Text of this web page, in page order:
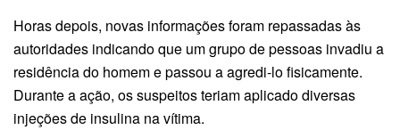
Horas depois, novas informações foram repassadas às
autoridades indicando que um grupo de pessoas invadiu a
residência do homem e passou a agredi-lo fisicamente.
Durante a ação, os suspeitos teriam aplicado diversas
injeções de insulina na vítima.